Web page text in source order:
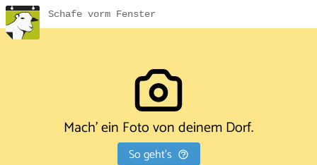
Schafe vorm Fenster
Mach' ein Foto von deinem Dorf.
So geht's